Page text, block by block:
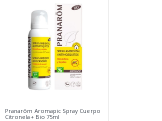
Pranarôm Aromapic Spray Cuerpo
Citronela+ Bio 75ml